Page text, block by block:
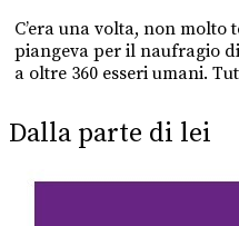
C’era una volta, non molto
piangeva per il naufragio
a oltre 360 esseri umani.
Dalla parte di lei